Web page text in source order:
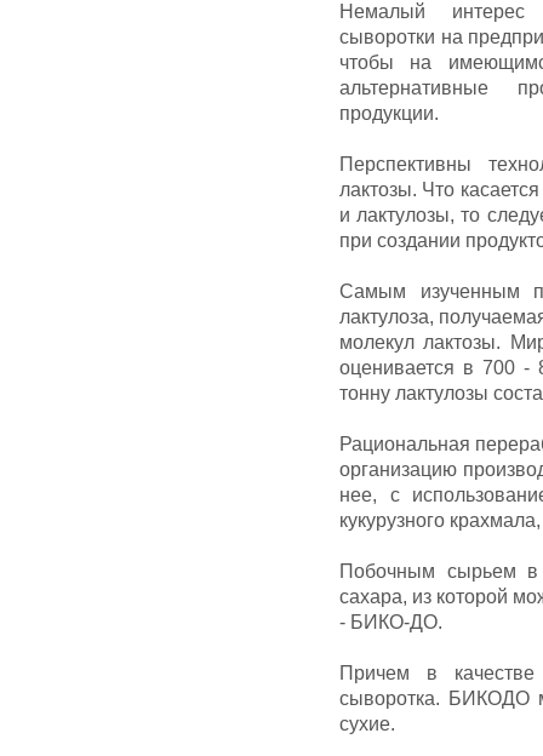
Немалый интерес
сыворотки на
чтобы на
альтернативные
продукции.
Перспективны
лактозы. Что
и лактулозы, то
при создании
Самым изученным
лактулоза,
молекул лактозы.
оценивается в 700 -
тонну лактулозы
Рациональная
организацию
нее, с
кукурузного
Побочным сырьем в
сахара, из которой
- БИКО-ДО.
Причем в
сыворотка. БИКОДО
сухие.